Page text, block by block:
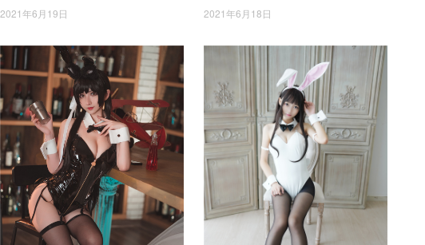
2021年6月19日 2021年6月18日